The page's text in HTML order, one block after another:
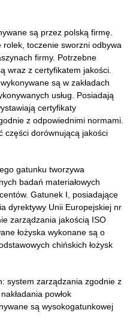
są przez polską firmę.
rolek, toczenie sworzni odbywa
firmy. Potrzebne
wraz z certyfikatem jakości.
są w zakładach
usług. Posiadają
certyfikaty
z odpowiednimi normami.
części dorównującą jakości
gatunku tworzywa
badań materiałowych
Gatunek I, posiadające
dyrektywy Unii Europejskiej nr
zarządzania jakością ISO
łożyska wykonane są o
chińskich łożysk
system zarządzania zgodnie z
powłok
są wysokogatunkowej